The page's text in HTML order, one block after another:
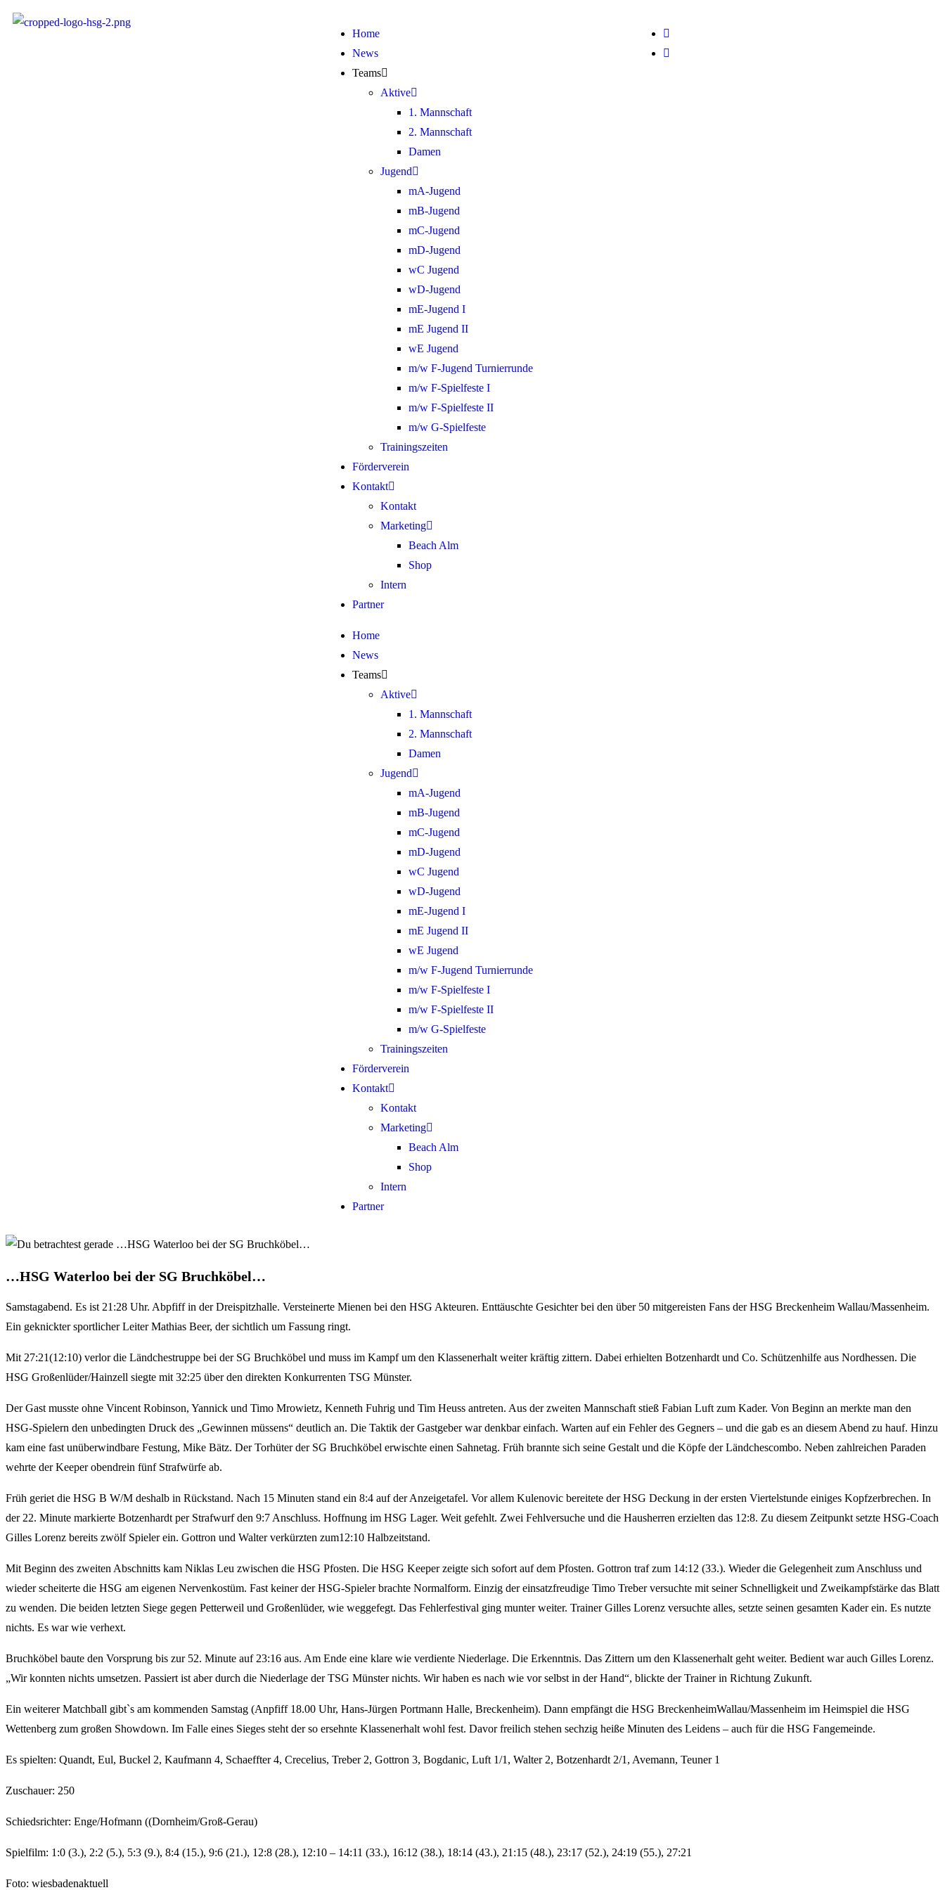
Home
News
Teams
Aktive
1. Mannschaft
2. Mannschaft
Damen
Jugend
mA-Jugend
mB-Jugend
mC-Jugend
mD-Jugend
wC Jugend
wD-Jugend
mE-Jugend I
mE Jugend II
wE Jugend
m/w F-Jugend Turnierrunde
m/w F-Spielfeste I
m/w F-Spielfeste II
m/w G-Spielfeste
Trainingszeiten
Förderverein
Kontakt
Kontakt
Marketing
Beach Alm
Shop
Intern
Partner
Home
News
Teams
Aktive
1. Mannschaft
2. Mannschaft
Damen
Jugend
mA-Jugend
mB-Jugend
mC-Jugend
mD-Jugend
wC Jugend
wD-Jugend
mE-Jugend I
mE Jugend II
wE Jugend
m/w F-Jugend Turnierrunde
m/w F-Spielfeste I
m/w F-Spielfeste II
m/w G-Spielfeste
Trainingszeiten
Förderverein
Kontakt
Kontakt
Marketing
Beach Alm
Shop
Intern
Partner
…HSG Waterloo bei der SG Bruchköbel…
Samstagabend. Es ist 21:28 Uhr. Abpfiff in der Dreispitzhalle. Versteinerte Mienen bei den HSG Akteuren. Enttäuschte Gesichter bei den über 50 mitgereisten Fans der HSG Breckenheim Wallau/Massenheim.
Ein geknickter sportlicher Leiter Mathias Beer, der sichtlich um Fassung ringt.
Mit 27:21(12:10) verlor die Ländchestruppe bei der SG Bruchköbel und muss im Kampf um den Klassenerhalt weiter kräftig zittern. Dabei erhielten Botzenhardt und Co. Schützenhilfe aus Nordhessen. Die
HSG Großenlüder/Hainzell siegte mit 32:25 über den direkten Konkurrenten TSG Münster.
Der Gast musste ohne Vincent Robinson, Yannick und Timo Mrowietz, Kenneth Fuhrig und Tim Heuss antreten. Aus der zweiten Mannschaft stieß Fabian Luft zum Kader. Von Beginn an merkte man den
HSG-Spielern den unbedingten Druck des „Gewinnen müssens“ deutlich an. Die Taktik der Gastgeber war denkbar einfach. Warten auf ein Fehler des Gegners – und die gab es an diesem Abend zu hauf. Hinzu
kam eine fast unüberwindbare Festung, Mike Bätz. Der Torhüter der SG Bruchköbel erwischte einen Sahnetag. Früh brannte sich seine Gestalt und die Köpfe der Ländchescombo. Neben zahlreichen Paraden
wehrte der Keeper obendrein fünf Strafwürfe ab.
Früh geriet die HSG B W/M deshalb in Rückstand. Nach 15 Minuten stand ein 8:4 auf der Anzeigetafel. Vor allem Kulenovic bereitete der HSG Deckung in der ersten Viertelstunde einiges Kopfzerbrechen. In
der 22. Minute markierte Botzenhardt per Strafwurf den 9:7 Anschluss. Hoffnung im HSG Lager. Weit gefehlt. Zwei Fehlversuche und die Hausherren erzielten das 12:8. Zu diesem Zeitpunkt setzte HSG-Coach
Gilles Lorenz bereits zwölf Spieler ein. Gottron und Walter verkürzten zum12:10 Halbzeitstand.
Mit Beginn des zweiten Abschnitts kam Niklas Leu zwischen die HSG Pfosten. Die HSG Keeper zeigte sich sofort auf dem Pfosten. Gottron traf zum 14:12 (33.). Wieder die Gelegenheit zum Anschluss und
wieder scheiterte die HSG am eigenen Nervenkostüm. Fast keiner der HSG-Spieler brachte Normalform. Einzig der einsatzfreudige Timo Treber versuchte mit seiner Schnelligkeit und Zweikampfstärke das Blatt
zu wenden. Die beiden letzten Siege gegen Petterweil und Großenlüder, wie weggefegt. Das Fehlerfestival ging munter weiter. Trainer Gilles Lorenz versuchte alles, setzte seinen gesamten Kader ein. Es nutzte
nichts. Es war wie verhext.
Bruchköbel baute den Vorsprung bis zur 52. Minute auf 23:16 aus. Am Ende eine klare wie verdiente Niederlage. Die Erkenntnis. Das Zittern um den Klassenerhalt geht weiter. Bedient war auch Gilles Lorenz.
„Wir konnten nichts umsetzen. Passiert ist aber durch die Niederlage der TSG Münster nichts. Wir haben es nach wie vor selbst in der Hand“, blickte der Trainer in Richtung Zukunft.
Ein weiterer Matchball gibt`s am kommenden Samstag (Anpfiff 18.00 Uhr, Hans-Jürgen Portmann Halle, Breckenheim). Dann empfängt die HSG BreckenheimWallau/Massenheim im Heimspiel die HSG
Wettenberg zum großen Showdown. Im Falle eines Sieges steht der so ersehnte Klassenerhalt wohl fest. Davor freilich stehen sechzig heiße Minuten des Leidens – auch für die HSG Fangemeinde.
Es spielten: Quandt, Eul, Buckel 2, Kaufmann 4, Schaeffter 4, Crecelius, Treber 2, Gottron 3, Bogdanic, Luft 1/1, Walter 2, Botzenhardt 2/1, Avemann, Teuner 1
Zuschauer: 250
Schiedsrichter: Enge/Hofmann ((Dornheim/Groß-Gerau)
Spielfilm: 1:0 (3.), 2:2 (5.), 5:3 (9.), 8:4 (15.), 9:6 (21.), 12:8 (28.), 12:10 – 14:11 (33.), 16:12 (38.), 18:14 (43.), 21:15 (48.), 23:17 (52.), 24:19 (55.), 27:21
Foto: wiesbadenaktuell